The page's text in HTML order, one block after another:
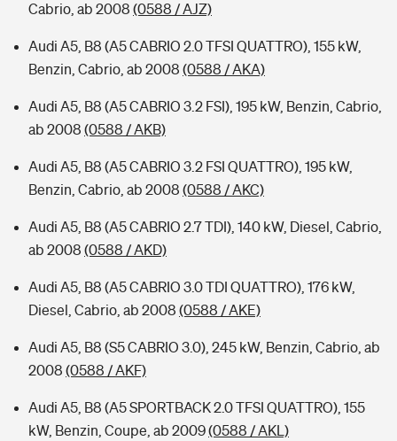
Cabrio, ab 2008 (0588 / AJZ)
Audi A5, B8 (A5 CABRIO 2.0 TFSI QUATTRO), 155 kW,
Benzin, Cabrio, ab 2008 (0588 / AKA)
Audi A5, B8 (A5 CABRIO 3.2 FSI), 195 kW, Benzin, Cabrio,
ab 2008 (0588 / AKB)
Audi A5, B8 (A5 CABRIO 3.2 FSI QUATTRO), 195 kW,
Benzin, Cabrio, ab 2008 (0588 / AKC)
Audi A5, B8 (A5 CABRIO 2.7 TDI), 140 kW, Diesel, Cabrio,
ab 2008 (0588 / AKD)
Audi A5, B8 (A5 CABRIO 3.0 TDI QUATTRO), 176 kW,
Diesel, Cabrio, ab 2008 (0588 / AKE)
Audi A5, B8 (S5 CABRIO 3.0), 245 kW, Benzin, Cabrio, ab
2008 (0588 / AKF)
Audi A5, B8 (A5 SPORTBACK 2.0 TFSI QUATTRO), 155
kW, Benzin, Coupe, ab 2009(0588 / AKL)